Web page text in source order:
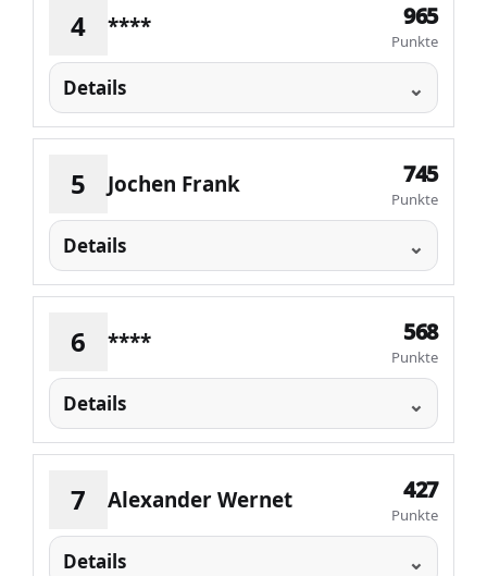
4 **** 965
Punkte
Details
5 Jochen Frank 745
Punkte
Details
6 **** 568
Punkte
Details
7 Alexander Wernet 427
Punkte
Details